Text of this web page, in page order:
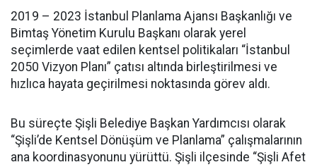
2019 – 2023 İstanbul Planlama Ajansı Başkanlığı ve
Bimtaş Yönetim Kurulu Başkanı olarak yerel
seçimlerde vaat edilen kentsel politikaları “İstanbul
2050 Vizyon Planı” çatısı altında birleştirilmesi ve
hızlıca hayata geçirilmesi noktasında görev aldı.
Bu süreçte Şişli Belediye Başkan Yardımcısı olarak
“Şişli’de Kentsel Dönüşüm ve Planlama” çalışmalarının
ana koordinasyonunu yürüttü. Şişli ilçesinde “Şişli Afet